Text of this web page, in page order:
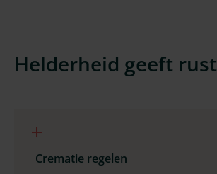
Helderheid geeft rust
Crematie regelen